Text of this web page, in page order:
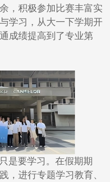
，积极参加比赛丰富实
学习，从大一下学期开
成绩提高到了专业第
是要学习。在假期期
，进行专题学习教育、